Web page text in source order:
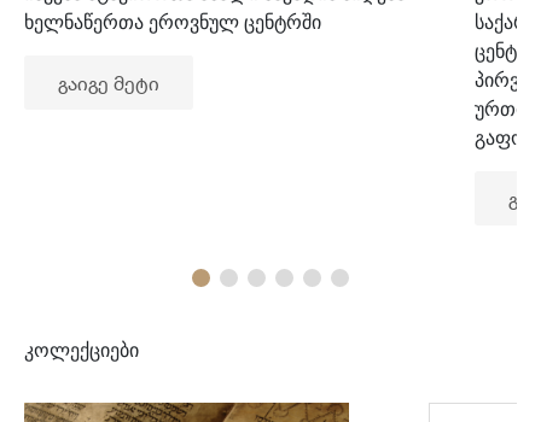
ხელნაწერთა ეროვნულ ცენტრში
გაიგე მეტი
კოლექციები